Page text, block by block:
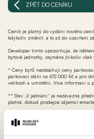
ZPĚT DO CENÍKU
Ceník je platný do vydání nového
kdykoliv změnit, a to až do uzavření
Developer tímto upozorňuje, že
bytové jednotky, zejména (nikoliv
* Ceny bytů neobsahují ceny
parkovací stání na 672 000 Kč a pro
velikosti a umístění. Více informací u
** Stav „V jednání“ je nezávazná
platná, dokud prodejce zájemci
možností odpočtu DPH).